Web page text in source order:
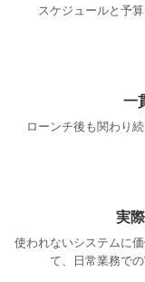
スケジュールと予
一
ローンチ後も関わり
実
使われないシステムに
て、日常業務で